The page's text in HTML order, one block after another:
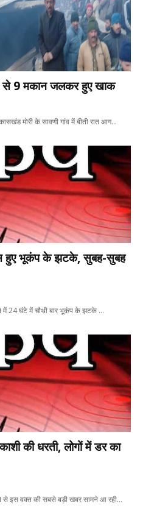
से 9 मकान जलकर हुए खाक
मोरी के सावणी गांव में बीती रात आग…
हुए भूकंप के झटके, सुबह-सुबह
में 24 घंटे में चौथी बार भूकंप के झटके …
की धरती, लोगों में डर का
से इस वक्त की सबसे बड़ी खबर सामने आ रही…